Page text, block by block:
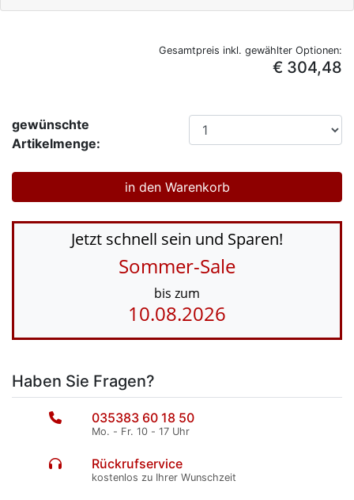
Gesamtpreis inkl. gewählter Optionen:
€ 304,48
gewünschte
Artikelmenge:
Jetzt schnell sein und Sparen!
Sommer-Sale
bis zum
10.08.2026
Haben Sie Fragen?
035383 60 18 50
Mo. - Fr. 10 - 17 Uhr
Rückrufservice
kostenlos zu Ihrer Wunschzeit